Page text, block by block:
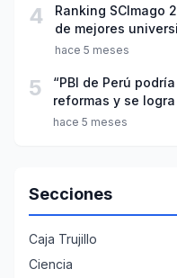
4
Ranking SCImago
de mejores
hace 5 meses
5
“PBI de Perú
reformas y se
hace 5 meses
Secciones
Caja Trujillo
Ciencia